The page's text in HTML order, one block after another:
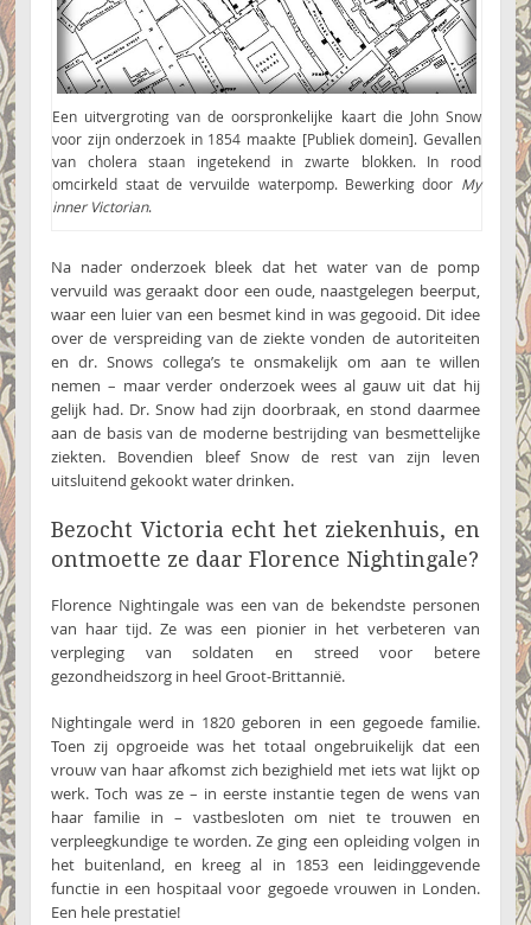
Een uitvergroting van de oorspronkelijke kaart die John Snow
voor zijn onderzoek in 1854 maakte [Publiek domein]. Gevallen
van cholera staan ingetekend in zwarte blokken. In rood
omcirkeld staat de vervuilde waterpomp. Bewerking door My
inner Victorian.
Na nader onderzoek bleek dat het water van de pomp
vervuild was geraakt door een oude, naastgelegen beerput,
waar een luier van een besmet kind in was gegooid. Dit idee
over de verspreiding van de ziekte vonden de autoriteiten
en dr. Snows collega’s te onsmakelijk om aan te willen
nemen – maar verder onderzoek wees al gauw uit dat hij
gelijk had. Dr. Snow had zijn doorbraak, en stond daarmee
aan de basis van de moderne bestrijding van besmettelijke
ziekten. Bovendien bleef Snow de rest van zijn leven
uitsluitend gekookt water drinken.
Bezocht Victoria echt het ziekenhuis, en
ontmoette ze daar Florence Nightingale?
Florence Nightingale was een van de bekendste personen
van haar tijd. Ze was een pionier in het verbeteren van
verpleging van soldaten en streed voor betere
gezondheidszorg in heel Groot-Brittannië.
Nightingale werd in 1820 geboren in een gegoede familie.
Toen zij opgroeide was het totaal ongebruikelijk dat een
vrouw van haar afkomst zich bezighield met iets wat lijkt op
werk. Toch was ze – in eerste instantie tegen de wens van
haar familie in – vastbesloten om niet te trouwen en
verpleegkundige te worden. Ze ging een opleiding volgen in
het buitenland, en kreeg al in 1853 een leidinggevende
functie in een hospitaal voor gegoede vrouwen in Londen.
Een hele prestatie!